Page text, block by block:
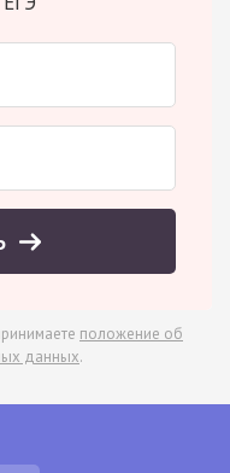
положение об
данных.